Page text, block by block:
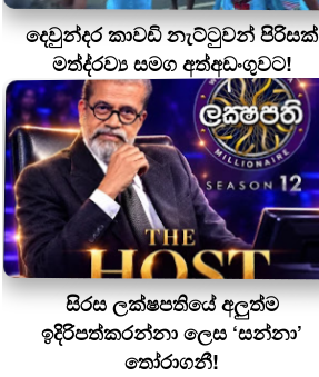
දෙවුන්දර කාවඩි නැට්ටුවන් පිරිසක්
මත්ද‍්‍රව්‍ය සමග අත්අඩංගුවට!
සිරස ලක්ෂපතියේ අලුත්ම
ඉදිරිපත්කරන්නා ලෙස ‘සන්නා’
තෝරාගනී!